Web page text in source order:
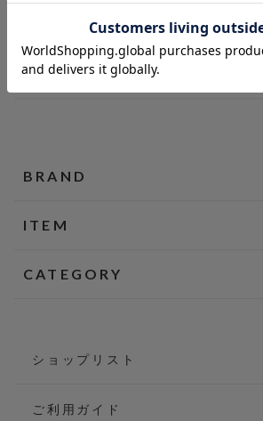
BRAND
ITEM
CATEGORY
ショップリスト
ご利用ガイド